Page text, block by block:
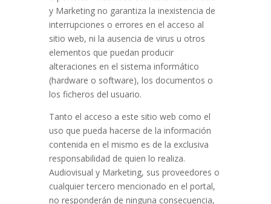
y Marketing no garantiza la inexistencia de
interrupciones o errores en el acceso al
sitio web, ni la ausencia de virus u otros
elementos que puedan producir
alteraciones en el sistema informático
(hardware o software), los documentos o
los ficheros del usuario.
Tanto el acceso a este sitio web como el
uso que pueda hacerse de la información
contenida en el mismo es de la exclusiva
responsabilidad de quien lo realiza.
Audiovisual y Marketing, sus proveedores o
cualquier tercero mencionado en el portal,
no responderán de ninguna consecuencia,